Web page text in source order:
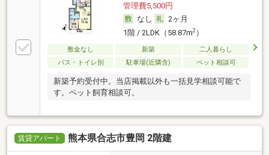
管理費5,500円
なし
2ヶ月
1階 / 2LDK（58.87m2）
敷金なし 新築
二人暮らし
バス・トイレ別
駐車場(近隣含) ペット相談可
新築予約受付中。当店掲載以外も一括見学相談可能で
す。ペット飼育相談可。
賃貸アパート 熊本県合志市豊岡 2階建